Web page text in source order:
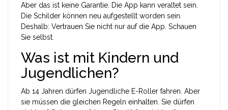
Aber das ist keine Garantie. Die App kann veraltet sein.
Die Schilder können neu aufgestellt worden sein.
Deshalb: Vertrauen Sie nicht nur auf die App. Schauen
Sie selbst.
Was ist mit Kindern und
Jugendlichen?
Ab 14 Jahren dürfen Jugendliche E-Roller fahren. Aber
sie müssen die gleichen Regeln einhalten. Sie dürfen